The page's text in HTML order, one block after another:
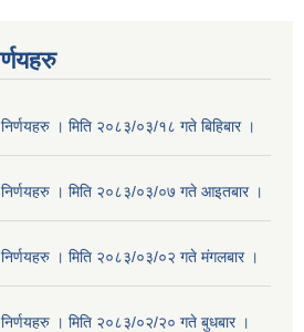
। मिति २०८३/०३/१८ गते बिहिबार ।
। मिति २०८३/०३/०७ गते आइतबार ।
। मिति २०८३/०३/०२ गते मंगलबार ।
। मिति २०८३/०२/२० गते बुधबार ।